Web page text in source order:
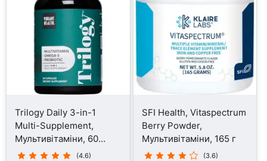
Trilogy Daily 3-in-1
Multi-Supplement,
Мультивітаміни, 60
капсул
(4.6)
SFI Health, Vitaspectrum
Berry Powder,
Мультивітаміни, 165 г
(3.6)